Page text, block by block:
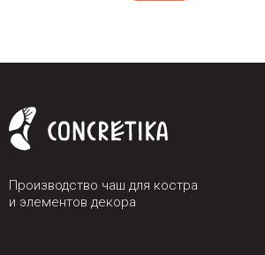
Производство чаш для костра
и элементов декора